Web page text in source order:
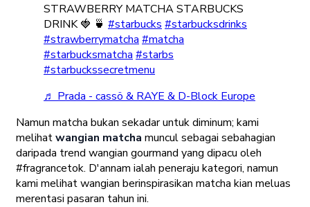
STRAWBERRY MATCHA STARBUCKS
DRINK 🍓 🍵 #starbucks #starbucksdrinks
#strawberrymatcha #matcha
#starbucksmatcha #starbs
#starbuckssecretmenu
♬ Prada - cassö & RAYE & D-Block Europe
Namun matcha bukan sekadar untuk diminum; kami
melihatwangian matcha muncul sebagai sebahagian
daripada trend wangian gourmand yang dipacu oleh
#fragrancetok. D'annam ialah peneraju kategori, namun
kami melihat wangian berinspirasikan matcha kian meluas
merentasi pasaran tahun ini.